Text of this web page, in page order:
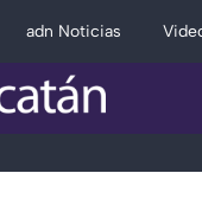
adn Noticias